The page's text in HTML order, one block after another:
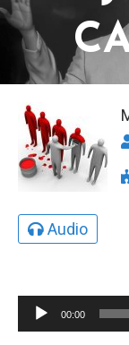
Audio
Audio
Player
00:00